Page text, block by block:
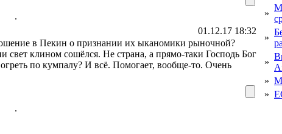
.
01.12.17 18:32
в Пекин о признании их ыканомики рыночной?
клином сошёлся. Не страна, а прямо-таки Господь Бог
по кумпалу? И всё. Помогает, вообще-то. Очень
.
»
»
»
»
»